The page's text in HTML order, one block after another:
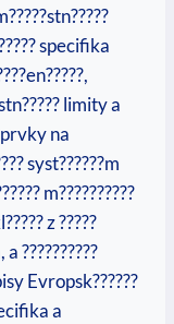
specifika
limity a
prvky na
syst??????m
m??????????
z ?????
??????????
Evropsk??????
a